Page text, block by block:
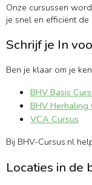
Onze cursussen
je snel en efficiënt
Schrijf je In
Ben je klaar om je
BHV Basis
BHV Herhaling
VCA Cursus
Bij BHV-Cursus.nl
Locaties in de